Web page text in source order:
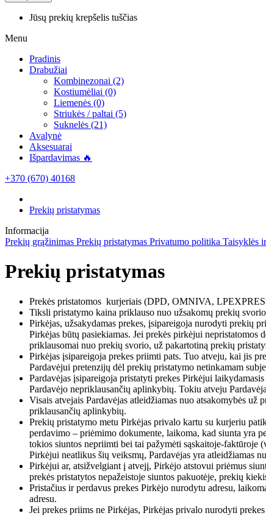
Jūsų prekių krepšelis tuščias
Menu
Pradinis
Drabužiai
Kombinezonai (2)
Kostiumėliai (0)
Liemenės (0)
Striukės / paltai (5)
Suknelės (21)
Avalynė
Aksesuarai
Išpardavimas 🔥
+370 (670) 40168
Prekių pristatymas
Informacija
Prekių grąžinimas Prekių pristatymas Privatumo politika Taisyklės
Prekių pristatymas
Prekės pristatomos kurjeriais (DPD, OMNIVA,
Tiksli pristatymo kaina priklauso nuo užsakomų prekių
Pirkėjas, užsakydamas prekes, įsipareigoja nurodyti prekių
Pirkėjas būtų pasiekiamas. Jei prekės pirkėjui
priklausomai nuo prekių svorio, už pakartotiną prekių
Pirkėjas įsipareigoja prekes priimti pats. Tuo atveju, kai jis
Pardavėjui pretenzijų dėl prekių pristatymo netinkamam
Pardavėjas įsipareigoja pristatyti prekes Pirkėjui
Pardavėjo nepriklausančių aplinkybių. Tokiu atveju
Visais atvejais Pardavėjas atleidžiamas nuo atsakomybės
priklausančių aplinkybių.
Prekių pristatymo metu Pirkėjas privalo kartu su kurjeriu
perdavimo – priėmimo dokumente, laikoma, kad siunta yra
tokios siuntos nepriimti bei tai pažymėti sąskaitoje-faktūroje
Pirkėjui neatlikus šių veiksmų, Pardavėjas yra atleidžiamas
Pirkėjui ar, atsižvelgiant į atvejį, Pirkėjo atstovui priėmus
prekės pristatytos nepažeistoje siuntos pakuotėje, prekių
Pristačius ir perdavus prekes Pirkėjo nurodytu adresu,
adresu.
Jei prekes priims ne Pirkėjas, Pirkėjas privalo nurodyti